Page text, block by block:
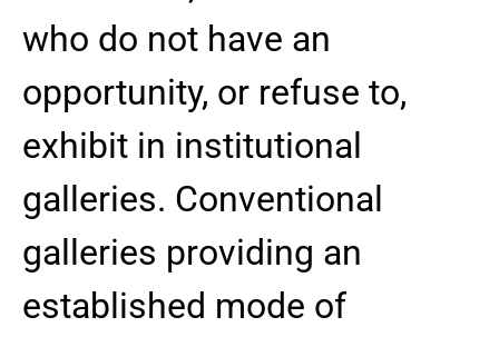
who do not have an
opportunity, or refuse to,
exhibit in institutional
galleries. Conventional
galleries providing an
established mode of